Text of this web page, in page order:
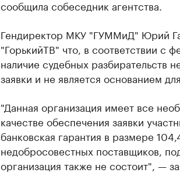
сообщила собеседник агентства.
Гендиректор МКУ "ГУММиД" Юрий
"ГорькийТВ" что, в соответствии
наличие судебных разбирательств
заявки и не является основанием
"Данная организация имеет все
качестве обеспечения заявки
банковская гарантия в размере
недобросовестных поставщиков,
организация также не состоит", —